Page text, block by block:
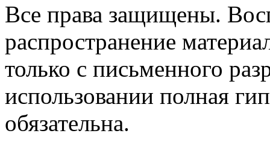
Все права защищены.
распространение
только с письменного
использовании полная
обязательна.